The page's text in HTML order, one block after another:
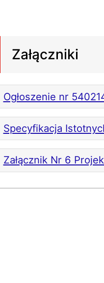
Załączniki
Ogłoszenie nr
Specyfikacja
Załącznik Nr 6